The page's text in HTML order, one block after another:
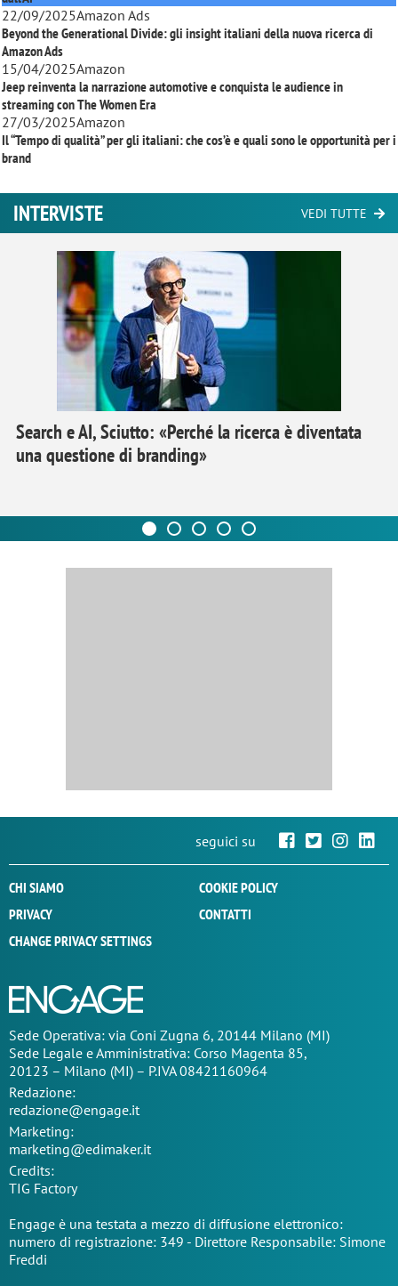
22/09/2025Amazon Ads
Beyond the Generational Divide: gli insight italiani della nuova ricerca di
Amazon Ads
15/04/2025Amazon
Jeep reinventa la narrazione automotive e conquista le audience in
streaming conThe Women Era
27/03/2025Amazon
Il “Tempo di qualità” per gli italiani: che cos’è e quali sono le opportunità per i
brand
INTERVISTE VEDI TUTTE
Search e AI, Sciutto: «Perché la ricerca è diventata
una questione di branding»
seguici su
CHI SIAMO
COOKIE POLICY
PRIVACY
CONTATTI
CHANGE PRIVACY SETTINGS
Sede Operativa: via Coni Zugna 6, 20144 Milano (MI)
Sede Legale e Amministrativa: Corso Magenta 85,
20123 – Milano (MI) – P.IVA 08421160964
Redazione:
redazione@engage.it
Marketing:
marketing@edimaker.it
Credits:
TIG Factory
Engage è una testata a mezzo di diffusione elettronico:
numero di registrazione: 349 - Direttore Responsabile: Simone
Freddi